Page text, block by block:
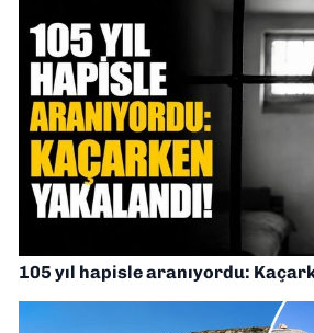
105 yıl hapisle aranıyordu: